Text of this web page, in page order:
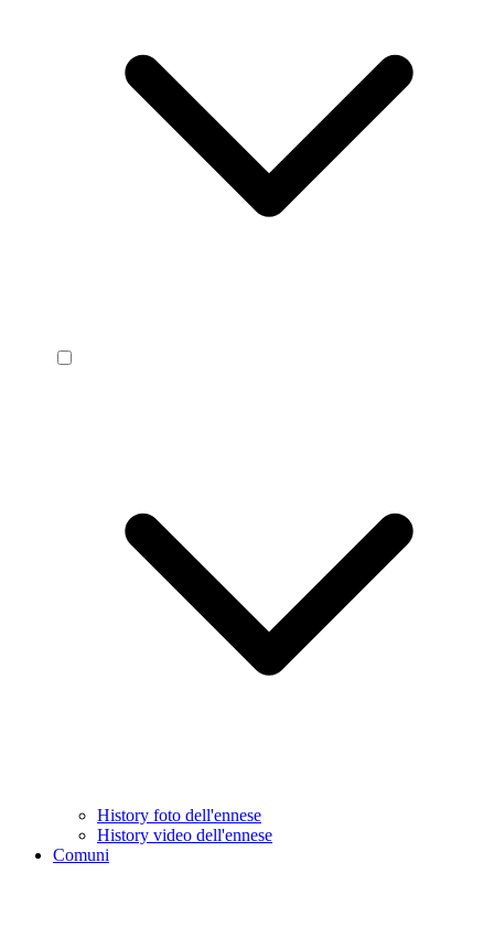
History foto dell'ennese
History video dell'ennese
Comuni